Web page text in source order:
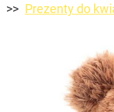
Prezenty do